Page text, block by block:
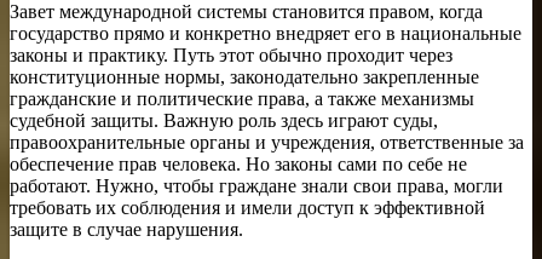
Завет международной системы становится правом, когда
государство прямо и конкретно внедряет его в национальные
законы и практику. Путь этот обычно проходит через
конституционные нормы, законодательно закрепленные
гражданские и политические права, а также механизмы
судебной защиты. Важную роль здесь играют суды,
правоохранительные органы и учреждения, ответственные за
обеспечение прав человека. Но законы сами по себе не
работают. Нужно, чтобы граждане знали свои права, могли
требовать их соблюдения и имели доступ к эффективной
защите в случае нарушения.